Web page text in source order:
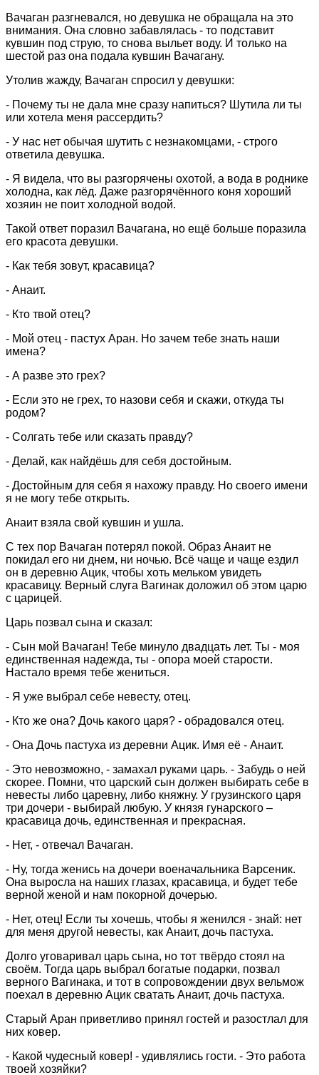
Вачаган разгневался, но девушка не обращала на это
внимания. Она словно забавлялась - то подставит
кувшин под струю, то снова выльет воду. И только на
шестой раз она подала кувшин Вачагану.
Утолив жажду, Вачаган спросил у девушки:
- Почему ты не дала мне сразу напиться? Шутила ли ты
или хотела меня рассердить?
- У нас нет обычая шутить с незнакомцами, - строго
ответила девушка.
- Я видела, что вы разгорячены охотой, а вода в роднике
холодна, как лёд. Даже разгорячённого коня хороший
хозяин не поит холодной водой.
Такой ответ поразил Вачагана, но ещё больше поразила
его красота девушки.
- Как тебя зовут, красавица?
- Анаит.
- Кто твой отец?
- Мой отец - пастух Аран. Но зачем тебе знать наши
имена?
- А разве это грех?
- Если это не грех, то назови себя и скажи, откуда ты
родом?
- Солгать тебе или сказать правду?
- Делай, как найдёшь для себя достойным.
- Достойным для себя я нахожу правду. Но своего имени
я не могу тебе открыть.
Анаит взяла свой кувшин и ушла.
С тех пор Вачаган потерял покой. Образ Анаит не
покидал его ни днем, ни ночью. Всё чаще и чаще ездил
он в деревню Ацик, чтобы хоть мельком увидеть
красавицу. Верный слуга Вагинак доложил об этом царю
с царицей.
Царь позвал сына и сказал:
- Сын мой Вачаган! Тебе минуло двадцать лет. Ты - моя
единственная надежда, ты - опора моей старости.
Настало время тебе жениться.
- Я уже выбрал себе невесту, отец.
- Кто же она? Дочь какого царя? - обрадовался отец.
- Она Дочь пастуха из деревни Ацик. Имя её - Анаит.
- Это невозможно, - замахал руками царь. - Забудь о ней
скорее. Помни, что царский сын должен выбирать себе в
невесты либо царевну, либо княжну. У грузинского царя
три дочери - выбирай любую. У князя гунарского –
красавица дочь, единственная и прекрасная.
- Нет, - отвечал Вачаган.
- Ну, тогда женись на дочери военачальника Варсеник.
Она выросла на наших глазах, красавица, и будет тебе
верной женой и нам покорной дочерью.
- Нет, отец! Если ты хочешь, чтобы я женился - знай: нет
для меня другой невесты, как Анаит, дочь пастуха.
Долго уговаривал царь сына, но тот твёрдо стоял на
своём. Тогда царь выбрал богатые подарки, позвал
верного Вагинака, и тот в сопровождении двух вельмож
поехал в деревню Ацик сватать Анаит, дочь пастуха.
Старый Аран приветливо принял гостей и разостлал для
них ковер.
- Какой чудесный ковер! - удивлялись гости. - Это работа
твоей хозяйки?